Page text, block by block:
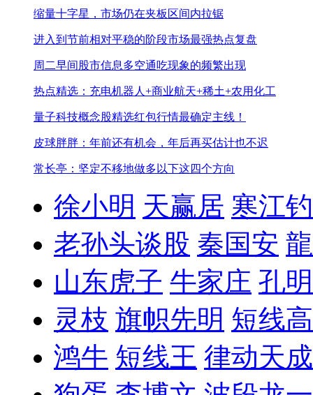
缩量十字星，市场仍在夹板区间内拉锯
进入到节前相对平稳的阶段市场最强热点复盘
周二早间股市信息多空通吃现象的频繁出现
热点精选：充电机器人+商业航天+稀土+农用化工
量子科技概念股精选红包行情最确定主线！
皮球胖胖：年前还有机会，年后再买估计也不迟
常长亭：坚定不移地做多以下这四个方向
徐小明 天赢居 寒江
老孙头谈股 秦国安
山东虎子 牛家庄 孔
灵枝 旗帜先明 短线
鸿牛 短线王 律动天成